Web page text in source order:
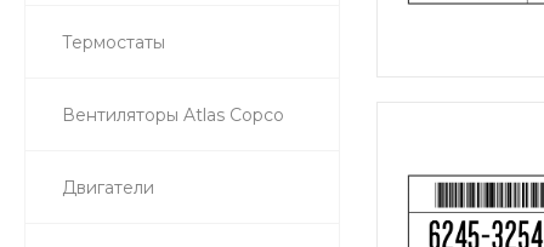
Термостаты
Вентиляторы Atlas Copco
Двигатели